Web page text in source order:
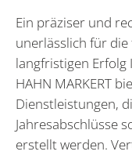
Ein präziser und
unerlässlich für
langfristigen Erfolg
HAHN MARKERT
Dienstleistungen,
Jahresabschlüsse
erstellt werden.